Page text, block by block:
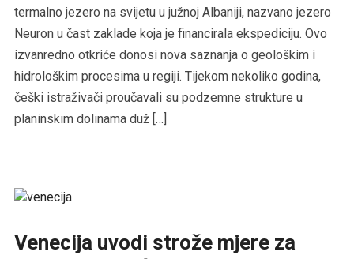
termalno jezero na svijetu u južnoj Albaniji, nazvano jezero
Neuron u čast zaklade koja je financirala ekspediciju. Ovo
izvanredno otkriće donosi nova saznanja o geološkim i
hidrološkim procesima u regiji. Tijekom nekoliko godina,
češki istraživači proučavali su podzemne strukture u
planinskim dolinama duž […]
Venecija uvodi strože mjere za